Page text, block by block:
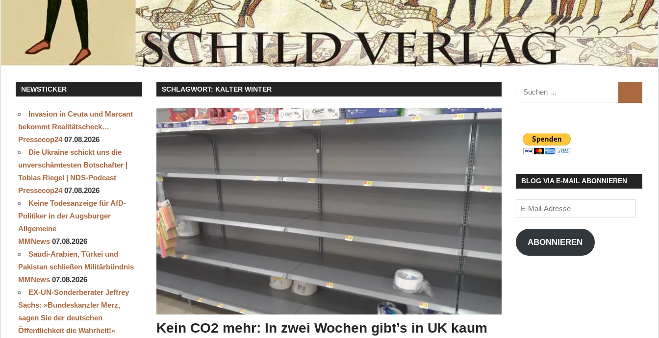
SCHLAGWORT: KALTER WINTER
Kein CO2 mehr: In zwei Wochen gibt’s in UK kaum
NEWSTICKER
Invasion in Ceuta und Marcant
bekommt Realitätscheck…
Pressecop24 07.08.2026
Die Ukraine schickt uns die
unverschämtesten Botschafter |
Tobias Riegel | NDS-Podcast
Pressecop24 07.08.2026
Keine Todesanzeige für AfD-
Politiker in der Augsburger
Allgemeine
MMNews 07.08.2026
Saudi-Arabien, Türkei und
Pakistan schließen Militärbündnis
MMNews 07.08.2026
EX-UN-Sonderberater Jeffrey
Sachs: »Bundeskanzler Merz,
sagen Sie der deutschen
Öffentlichkeit die Wahrheit!«
Suchen
nach:
BLOG VIA E-MAIL ABONNIEREN
E-
Mail-
Adresse
ABONNIEREN